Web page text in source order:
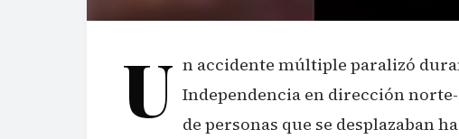
U n accidente múltiple paralizó
Independencia en dirección
de personas que se desplazaban